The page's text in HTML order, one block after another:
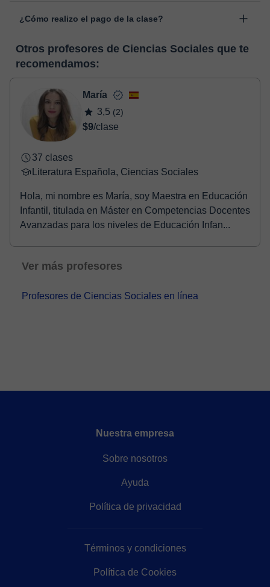
desarrollada para el ámbito formativo con muchas
pizarra virtual o el editor de textos a tiempo real. En el siguiente
enlace puedes ver una demo del aula y conocerla:Ver aula
virtual
¿Cómo realizo el pago de la clase?
horas, podrás realizar el pago mediante nuestro TPV virtual.
Tienes dos opciones para efectuar el pago:
- Tarjeta de crédito.
Una vez realices el pago de la clase, recibirás un email de
confirmación de la reserva.
Otros profesores de Ciencias Sociales que te
recomendamos:
María
3,5 (2)
$9/clase
37 clases
Literatura Española, Ciencias Sociales
Hola, mi nombre es María, soy Maestra en Educación
Infantil, titulada en Máster en Competencias Docentes
Avanzadas para los niveles de Educación Infan...
Ver más profesores
Profesores de Ciencias Sociales en línea
Nuestra empresa
Sobre nosotros
Ayuda
Política de privacidad
Términos y condiciones
Política de Cookies